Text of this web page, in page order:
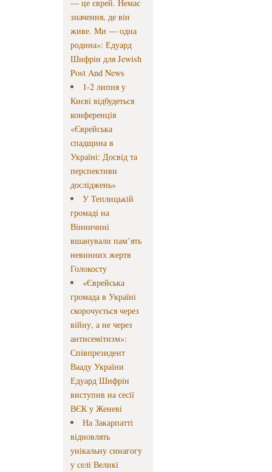
— це єврей. Немає
значення, де він
живе. Ми — одна
родина»: Едуард
Шифрін для Jewish
Post And News
1-2 липня у
Києві відбудеться
конференція
«Єврейська
спадщина в
Україні: Досвід та
перспективи
досліджень»
У Теплицькій
громаді на
Вінничині
вшанували пам’ять
невинних жертв
Голокосту
«Єврейська
громада в Україні
скорочується через
війну, а не через
антисемітизм»:
Співпрезидент
Вааду України
Едуард Шифрін
виступив на сесії
ВЄК у Женеві
На Закарпатті
відновлять
унікальну синагогу
у селі Великі